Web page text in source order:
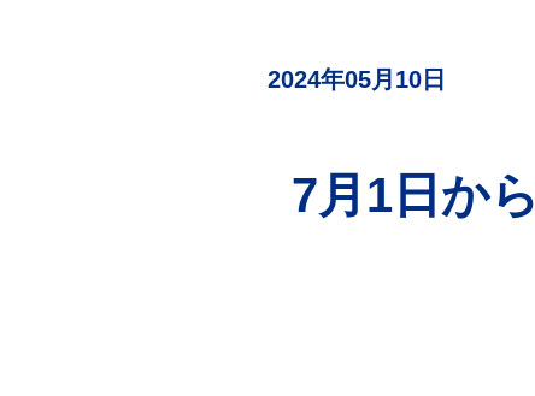
自由診療
2024年05月10日
7月1日か